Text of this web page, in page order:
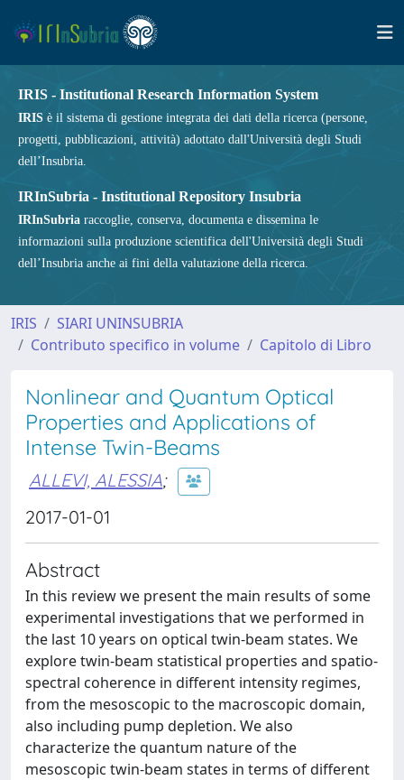
IRIS - Institutional Research Information System
IRIS è il sistema di gestione integrata dei dati della ricerca (persone,
progetti, pubblicazioni, attività) adottato dall'Università degli Studi
dell’Insubria.
IRInSubria - Institutional Repository Insubria
IRInSubria raccoglie, conserva, documenta e dissemina le
informazioni sulla produzione scientifica dell'Università degli Studi
dell’Insubria anche ai fini della valutazione della ricerca.
IRIS
SIARI UNINSUBRIA
Contributo specifico in volume
Capitolo di Libro
Nonlinear and Quantum Optical
Properties and Applications of
Intense Twin-Beams
ALLEVI, ALESSIA;
2017-01-01
Abstract
In this review we present the main results of some
experimental investigations that we performed in
the last 10 years on optical twin-beam states. We
explore twin-beam statistical properties and spatio-
spectral coherence in different intensity regimes,
from the mesoscopic to the macroscopic domain,
also including pump depletion. We also
characterize the quantum nature of the
mesoscopic twin-beam states in terms of different